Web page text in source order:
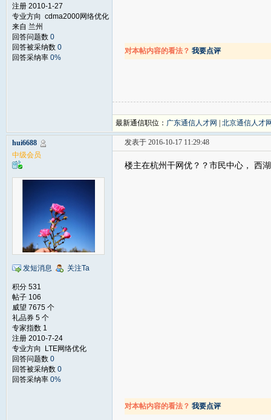
注册 2010-1-27
专业方向 cdma2000网络优化
来自 兰州
回答问题数 0
回答被采纳数 0
回答采纳率 0%
对本帖内容的看法？ 我要点评
最新通信职位： 广东通信人才网 北京通信人才
hui6688
中级会员
发短消息 关注Ta
积分 531
帖子 106
威望 7675 个
礼品券 5 个
专家指数 1
注册 2010-7-24
专业方向 LTE网络优化
回答问题数 0
回答被采纳数 0
回答采纳率 0%
发表于 2016-10-17 11:29:48
楼主在杭州干网优？？市民中心， 西
对本帖内容的看法？ 我要点评